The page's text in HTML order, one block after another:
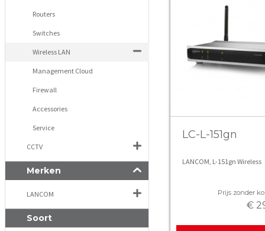
LC-L-151gn
LANCOM, L-151gn Wireless
Prijs zonder
€
Routers
Switches
Wireless LAN
Management Cloud
Firewall
Accessories
Service
CCTV
Merken
LANCOM
Soort